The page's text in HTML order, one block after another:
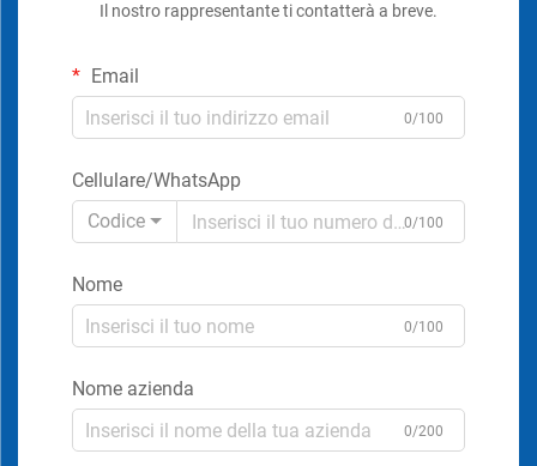
Il nostro rappresentante ti contatterà a breve.
Email
0/100
Cellulare/WhatsApp
Codice
0/100
Nome
0/100
Nome azienda
0/200